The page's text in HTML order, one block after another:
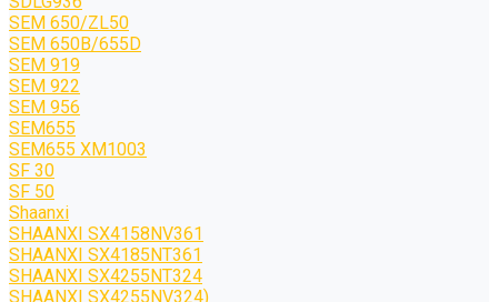
SEM 650/ZL50
SEM 650B/655D
SEM 919
SEM 922
SEM 956
SEM655
SEM655 XM1003
SF 30
SF 50
Shaanxi
SHAANXI SX4158NV361
SHAANXI SX4185NT361
SHAANXI SX4255NT324
SHAANXI SX4255NV324)